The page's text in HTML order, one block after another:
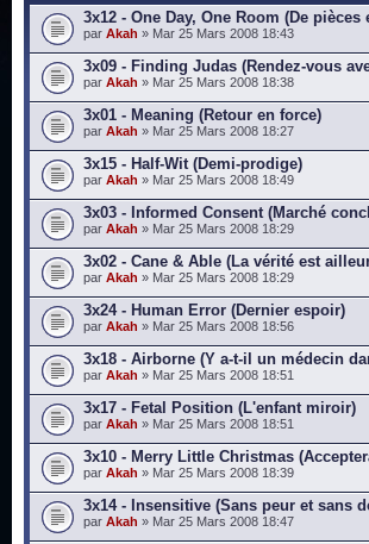
3x12 - One Day, One Room (De pièces
par Akah » Mar 25 Mars 2008 18:43
3x09 - Finding Judas (Rendez-vous
par Akah » Mar 25 Mars 2008 18:38
3x01 - Meaning (Retour en force)
par Akah » Mar 25 Mars 2008 18:27
3x15 - Half-Wit (Demi-prodige)
par Akah » Mar 25 Mars 2008 18:49
3x03 - Informed Consent (Marché
par Akah » Mar 25 Mars 2008 18:29
3x02 - Cane & Able (La vérité est
par Akah » Mar 25 Mars 2008 18:29
3x24 - Human Error (Dernier espoir)
par Akah » Mar 25 Mars 2008 18:56
3x18 - Airborne (Y a-t-il un médecin
par Akah » Mar 25 Mars 2008 18:51
3x17 - Fetal Position (L'enfant miroir)
par Akah » Mar 25 Mars 2008 18:51
3x10 - Merry Little Christmas
par Akah » Mar 25 Mars 2008 18:39
3x14 - Insensitive (Sans peur et sans
par Akah » Mar 25 Mars 2008 18:47